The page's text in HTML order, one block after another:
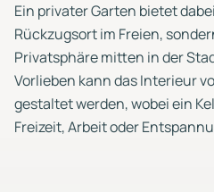
Ein privater Garten bietet
Rückzugsort im Freien,
Privatsphäre mitten in der
Vorlieben kann das Interieur
gestaltet werden, wobei ein
Freizeit, Arbeit oder